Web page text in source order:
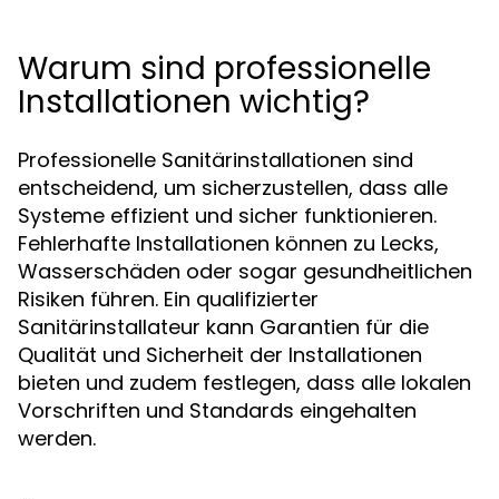
Warum sind professionelle
Installationen wichtig?
Professionelle Sanitärinstallationen sind
entscheidend, um sicherzustellen, dass alle
Systeme effizient und sicher funktionieren.
Fehlerhafte Installationen können zu Lecks,
Wasserschäden oder sogar gesundheitlichen
Risiken führen. Ein qualifizierter
Sanitärinstallateur kann Garantien für die
Qualität und Sicherheit der Installationen
bieten und zudem festlegen, dass alle lokalen
Vorschriften und Standards eingehalten
werden.